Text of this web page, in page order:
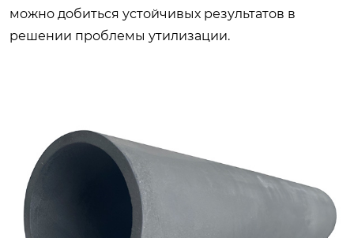
можно добиться устойчивых результатов в
решении проблемы утилизации.